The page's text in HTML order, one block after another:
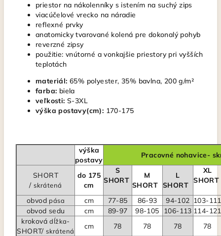
priestor na nákolenníky s istením na suchý zips
viacúčelové vrecko na náradie
reflexné prvky
anatomicky tvarované kolená pre dokonalý pohyb
reverzné zipsy
použitie: vnútorné a vonkajšie priestory pri vyšších
teplotách
materiál: 65% polyester, 35% bavlna, 200 g/m²
farba: biela
veľkosti: S-3XL
výška postavy(cm): 170-175
výška
postavy
Pracovné nohavice-
SHORT
/skrátená
do 175
cm
S
SHORT
M
SHORT
L
SHORT
XL
SHORT
obvod pása cm 77-85 86-93 94-102 103-111
obvod sedu
cm 89-97 98-105 106-113 114-121
krokovádĺžka-
SHORT/skrátená
cm 78 78 78 78